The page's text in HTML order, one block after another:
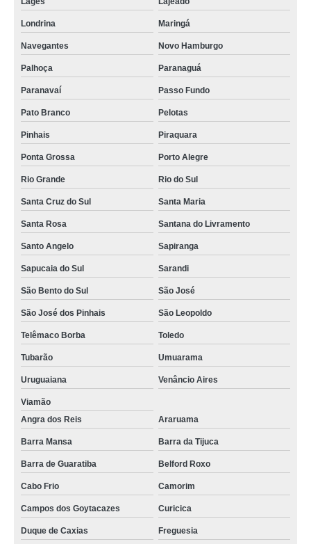
Londrina Maringá
Navegantes Novo Hamburgo
Palhoça Paranaguá
Paranavaí Passo Fundo
Pato Branco Pelotas
Pinhais Piraquara
Ponta Grossa Porto Alegre
Rio Grande Rio do Sul
Santa Cruz do Sul Santa Maria
Santa Rosa Santana do Livramento
Santo Angelo Sapiranga
Sapucaia do Sul Sarandi
São Bento do Sul São José
São José dos Pinhais São Leopoldo
Telêmaco Borba Toledo
Tubarão Umuarama
Uruguaiana Venâncio Aires
Viamão
Angra dos Reis
Araruama
Barra Mansa Barra da Tijuca
Barra de Guaratiba Belford Roxo
Cabo Frio Camorim
Campos dos Goytacazes Curicica
Duque de Caxias Freguesia